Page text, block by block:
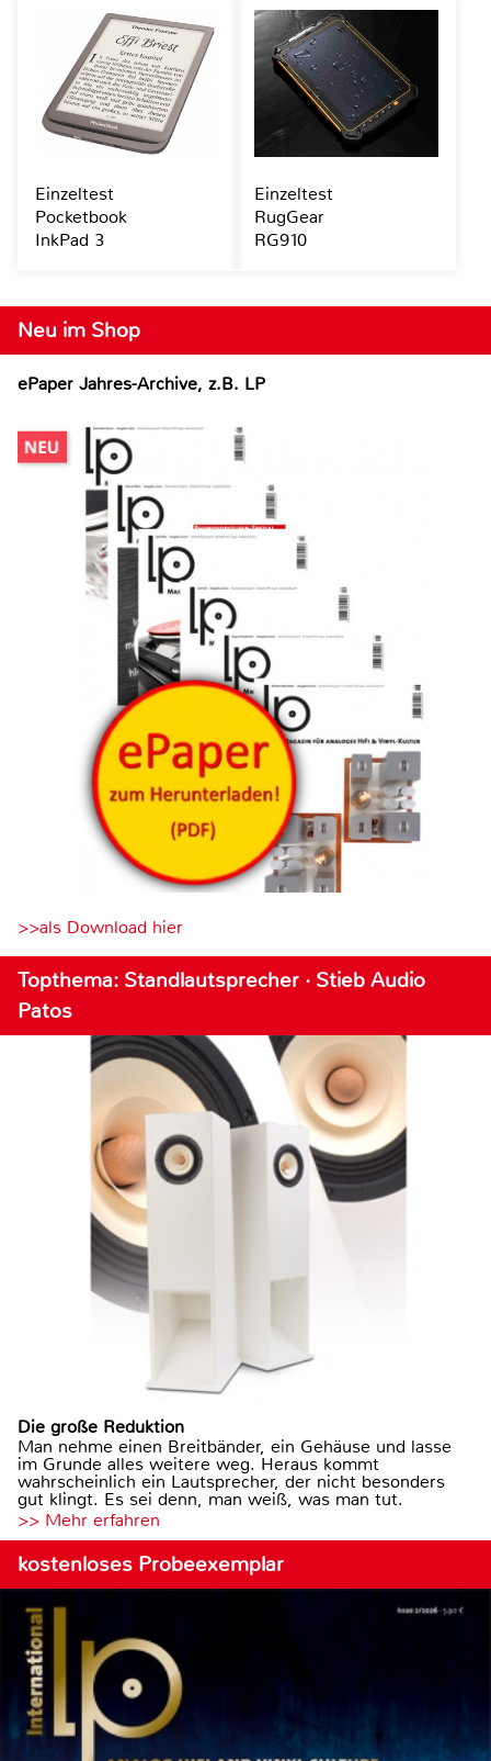
Neu im Shop
ePaper Jahres-Archive, z.B. LP
>>als Download hier
Topthema: Standlautsprecher · Stieb Audio
Patos
Die große Reduktion
Man nehme einen Breitbänder, ein Gehäuse und lasse
im Grunde alles weitere weg. Heraus kommt
wahrscheinlich ein Lautsprecher, der nicht besonders
gut klingt. Es sei denn, man weiß, was man tut.
>> Mehr erfahren
kostenloses Probeexemplar
Einzeltest
Pocketbook
InkPad 3
Einzeltest
RugGear
RG910